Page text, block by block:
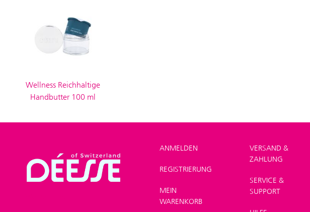
Wellness Reichhaltige
Handbutter 100 ml
ANMELDEN
REGISTRIERUNG
MEIN
WARENKORB
VERSAND &
ZAHLUNG
SERVICE &
SUPPORT